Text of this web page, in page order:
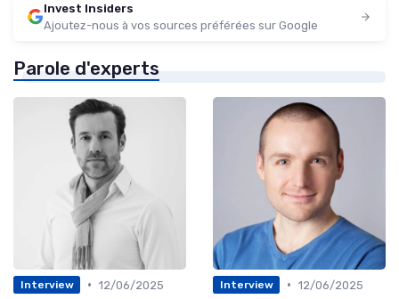
Invest Insiders
Ajoutez-nous à vos sources préférées sur Google
Parole d'experts
Interview • 12/06/2025
Interview • 12/06/2025